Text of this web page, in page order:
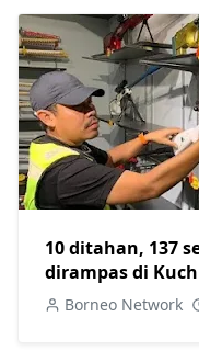
10 ditahan, 137
dirampas di
Borneo Network